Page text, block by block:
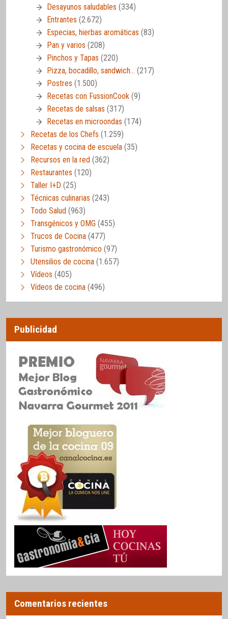
Desayunos saludables (334)
Entrantes (2.672)
Especias, hierbas aromáticas (83)
Pan y varios (208)
Pinchos y Tapas (220)
Pizza, bocadillo, sandwich… (217)
Postres (1.500)
Recetas con FussionCook (9)
Recetas de salsas (317)
Recetas en microondas (174)
Recetas de los Chefs (1.259)
Recetas y cocina de escuela (35)
Recursos en la red (362)
Restaurantes (120)
Taller I+D (25)
Técnicas culinarias (243)
Todo Salud (963)
Transgénicos y OMG (455)
Trucos de Cocina (477)
Turismo gastronómico (97)
Utensilios de cocina (1.657)
Vídeos (405)
Vídeos de cocina (496)
Publicidad
Comentarios recientes